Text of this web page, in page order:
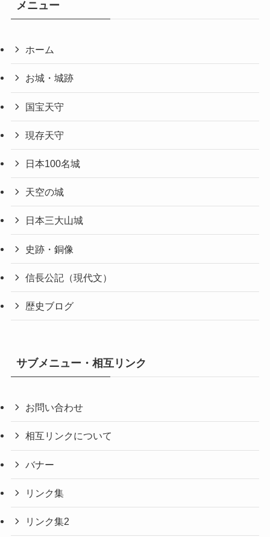
メニュー
ホーム
お城・城跡
国宝天守
現存天守
日本100名城
天空の城
日本三大山城
史跡・銅像
信長公記（現代文）
歴史ブログ
サブメニュー・相互リンク
お問い合わせ
相互リンクについて
バナー
リンク集
リンク集2